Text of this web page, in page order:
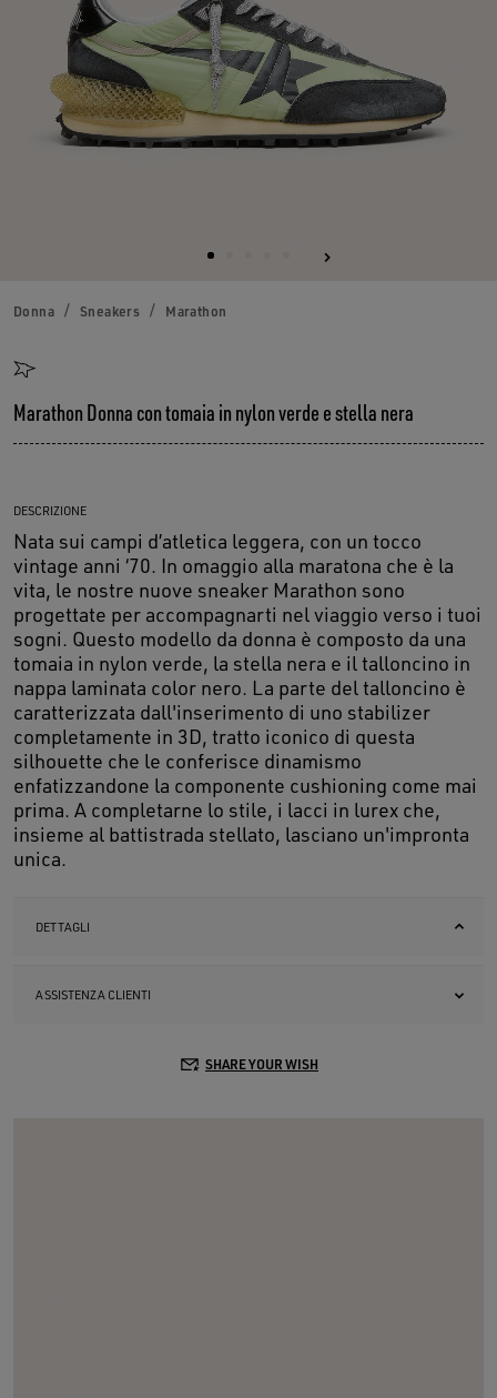
Donna Sneakers Marathon
Marathon Donna con tomaia in nylon verde e stella nera
DESCRIZIONE
Nata sui campi d’atletica leggera, con un tocco
vintage anni ‘70. In omaggio alla maratona che è la
vita, le nostre nuove sneaker Marathon sono
progettate per accompagnarti nel viaggio verso i tuoi
sogni. Questo modello da donna è composto da una
tomaia in nylon verde, la stella nera e il talloncino in
nappa laminata color nero. La parte del talloncino è
caratterizzata dall'inserimento di uno stabilizer
completamente in 3D, tratto iconico di questa
silhouette che le conferisce dinamismo
enfatizzandone la componente cushioning come mai
prima. A completarne lo stile, i lacci in lurex che,
insieme al battistrada stellato, lasciano un'impronta
unica.
DETTAGLI
ASSISTENZA CLIENTI
SHARE YOUR WISH